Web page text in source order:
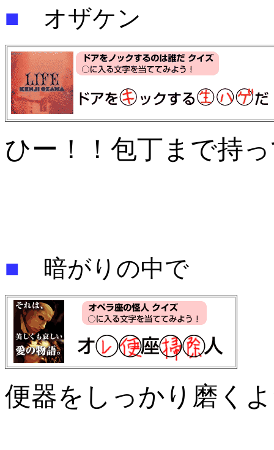
■ オザケン
ひー！！包丁まで持
■ 暗がりの中で
便器をしっかり磨く